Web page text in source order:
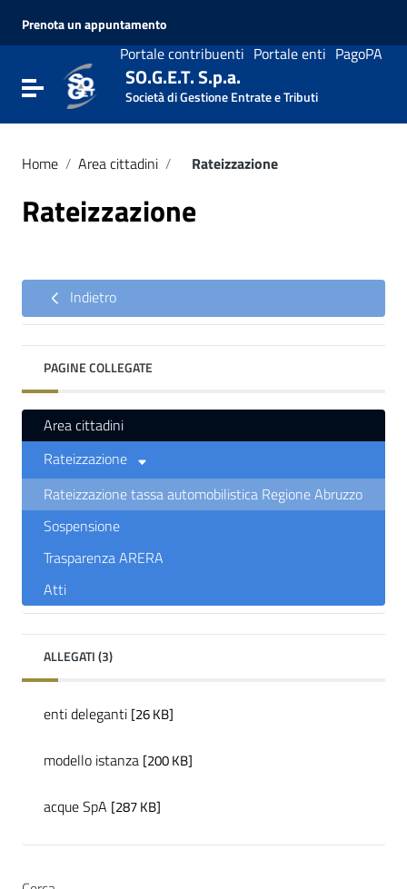
Vai al menu di navigazione
Prenota un appuntamento
Portale contribuenti Portale enti PagoPA
Attiva / disattiva la navigazione
SO.G.E.T. S.p.a.
Società di Gestione Entrate e Tributi
Home / Area cittadini / Rateizzazione
Rateizzazione
Indietro
PAGINE COLLEGATE
Area cittadini
Rateizzazione
Rateizzazione tassa automobilistica Regione Abruzzo
Sospensione
Trasparenza ARERA
Atti
ALLEGATI (3)
enti deleganti [26 KB]
modello istanza [200 KB]
acque SpA [287 KB]